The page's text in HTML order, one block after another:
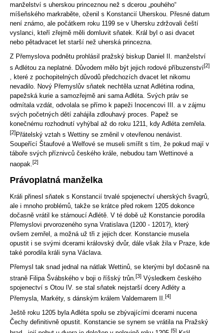
manželství s uherskou princeznou než s dcerou „pouhého“
míšeňského markraběte, oženil s Konstancií Uherskou. Přesné datum
není známo, ale počátkem roku 1199 se v Uhersku zdržovali čeští
vyslanci, kteří zřejmě měli domluvit sňatek. Král byl o asi dvacet
nebo pětadvacet let starší než uherská princezna.
Z Přemyslova podnětu prohlásil pražský biskup Daniel II. manželství
s Adlétou za neplatné. Důvodem mělo být jejich rodové příbuzenství[2]
, které z pochopitelných důvodů předchozích dvacet let nikomu
nevadilo. Nový Přemyslův sňatek nechtěla uznat Adlétina rodina,
papežská kurie a samozřejmě ani sama Adléta. Svých práv se
odmítala vzdát, odvolala se přímo k papeži Inocencovi III. a v zájmu
svých početných dětí zahájila zdlouhavý proces. Papež se
konečnému rozhodnutí vyhýbal až do roku 1211, kdy Adléta zemřela.
[2]Přátelský vztah s Wettiny se změnil v otevřenou nenávist.
Soupeřící Štaufové a Welfové se museli smířit s tím, že pokud mají v
táboře svých příznivců českého krále, nebudou tam Wettinové a
naopak.[2]
Právoplatná manželka
Králi přinesl sňatek s Konstancií trvalé spojenectví uherských švagrů,
ale i mnoho problémů, takže se krátce před rokem 1205 dokonce
dočasně vrátil ke stárnoucí Adlétě. V té době už Konstancie porodila
Přemyslovi prvorozeného syna Vratislava (1200 - 1201?), který
ovšem zemřel, a možná už tři z jejich dcer. Konstancie musela
opustit i se svými dcerami královský dvůr, dále však žila v Praze, kde
také porodila králi syna Václava.
Přemysl tak snad jednal na nátlak Wettinů, se kterými byl dočasně na
straně Filipa Švábského v boji o říšský trůn. [3] Výsledkem českého
spojenectví s Otou IV. se stal sňatek nejstarší dcery Adléty a
Přemysla, Markéty, s dánským králem Valdemarem II.
[4]
Ještě roku 1205 byla Adléta spolu se zbývajícími dcerami nucena
Čechy definitivně opustit. Konstancie se synem se vrátila na Pražský
[5]